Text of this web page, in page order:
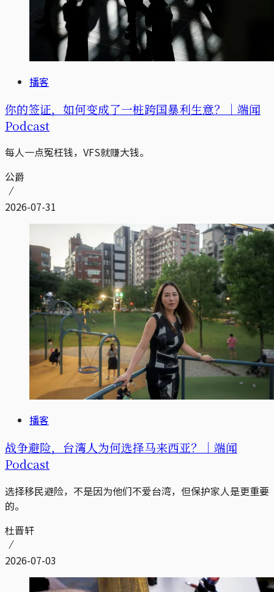
播客
你的签证，如何变成了一桩跨国暴利生意？｜端闻
Podcast
每人一点冤枉钱，VFS就赚大钱。
公爵
2026-07-31
播客
战争避险，台湾人为何选择马来西亚？｜端闻
Podcast
选择移民避险，不是因为他们不爱台湾，但保护家人是更重要
的。
杜晋轩
2026-07-03